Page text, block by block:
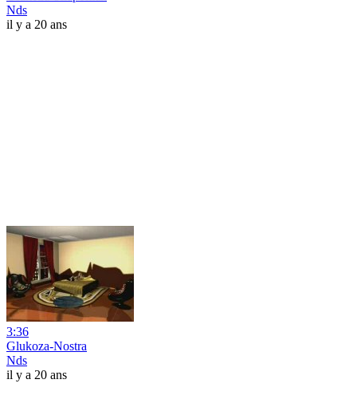
Nds
il y a 20 ans
3:36
Glukoza-Nostra
Nds
il y a 20 ans